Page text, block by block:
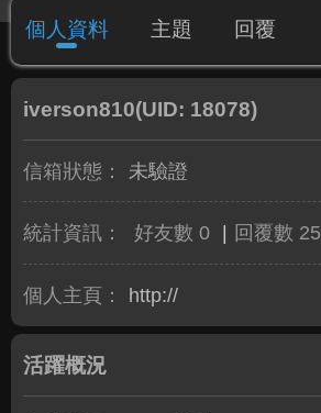
個人資料 主題 回覆
iverson810(UID: 18078)
信箱狀態： 未驗證
統計資訊： 好友數 0 回覆數 25
個人主頁： http://
活躍概況